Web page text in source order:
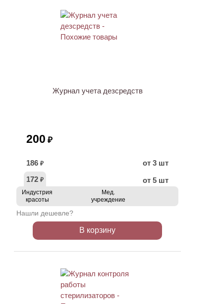
Журнал учета дезсредств
200 ₽
186 ₽
от 3 шт
172 ₽ от 5 шт
Индустрия
красоты
Мед.
учреждение
Нашли дешевле?
В корзину